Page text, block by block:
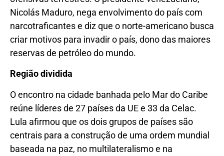
Nicolás Maduro, nega envolvimento do país com
narcotraficantes e diz que o norte-americano busca
criar motivos para invadir o país, dono das maiores
reservas de petróleo do mundo.
Região dividida
O encontro na cidade banhada pelo Mar do Caribe
reúne líderes de 27 países da UE e 33 da Celac.
Lula afirmou que os dois grupos de países são
centrais para a construção de uma ordem mundial
baseada na paz, no multilateralismo e na